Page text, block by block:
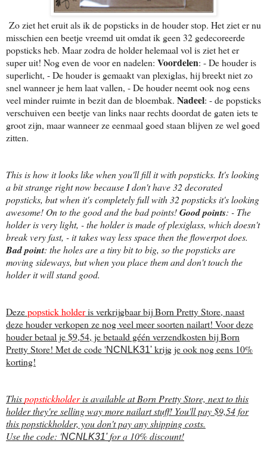
Zo ziet het eruit als ik de popsticks in de houder stop. Het ziet er nu
misschien een beetje vreemd uit omdat ik geen 32 gedecoreerde
popsticks heb. Maar zodra de holder helemaal vol is ziet het er
super uit! Nog even de voor en nadelen: Voordelen: - De houder is
superlicht, - De houder is gemaakt van plexiglas, hij breekt niet zo
snel wanneer je hem laat vallen, - De houder neemt ook nog eens
veel minder ruimte in bezit dan de bloembak. Nadeel: - de popsticks
verschuiven een beetje van links naar rechts doordat de gaten iets te
groot zijn, maar wanneer ze eenmaal goed staan blijven ze wel goed
zitten.
This is how it looks like when you'll fill it with popsticks. It's looking
a bit strange right now because I don't have 32 decorated
popsticks, but when it's completely full with 32 popsticks it's looking
awesome! On to the good and the bad points!Good points: - The
holder is very light, - the holder is made of plexiglass, which doesn't
break very fast, - it takes way less space then the flowerpot does.
Bad point: the holes are a tiny bit to big, so the popsticks are
moving sideways, but when you place them and don't touch the
holder it will stand good.
Dezepopstick holderis verkrijgbaar bij Born Pretty Store, naast
deze houder verkopen ze nog veel meer soorten nailart! Voor deze
houder betaal je $9,54, je betaald géén verzendkosten bij Born
Pretty Store! Met de code 'NCNLK31' krijg je ook nog eens 10%
korting!
Thispopstickholderis available at Born Pretty Store, next to this
holder they're selling way more nailart stuff! You'll pay $9,54 for
this popstickholder, you don't pay any shipping costs.
Use the code: 'NCNLK31'for a 10% discount!